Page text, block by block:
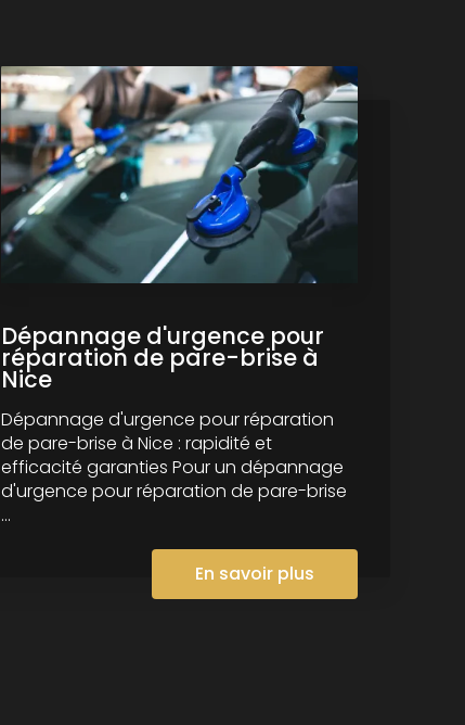
Dépannage d'urgence pour
réparation de pare-brise à
Nice
Dépannage d'urgence pour réparation
de pare-brise à Nice : rapidité et
efficacité garanties Pour un dépannage
d'urgence pour réparation de pare-brise
...
En savoir plus